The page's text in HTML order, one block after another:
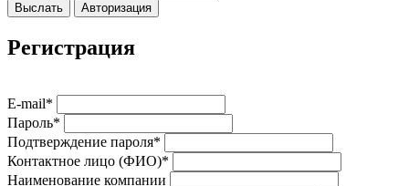
Выслать Авторизация
Регистрация
E-mail*
Пароль*
Подтверждение пароля*
Контактное лицо (ФИО)*
Наименование компании